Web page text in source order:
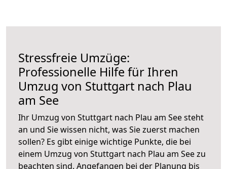
Stressfreie Umzüge:
Professionelle Hilfe für Ihren
Umzug von Stuttgart nach Plau
am See
Ihr Umzug von Stuttgart nach Plau am See steht
an und Sie wissen nicht, was Sie zuerst machen
sollen? Es gibt einige wichtige Punkte, die bei
einem Umzug von Stuttgart nach Plau am See zu
beachten sind. Angefangen bei der Planung bis